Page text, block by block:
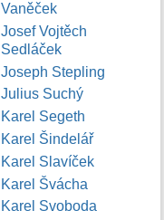
Vaněček
Josef Vojtěch
Sedláček
Joseph Stepling
Julius Suchý
Karel Segeth
Karel Šindelář
Karel Slavíček
Karel Švácha
Karel Svoboda